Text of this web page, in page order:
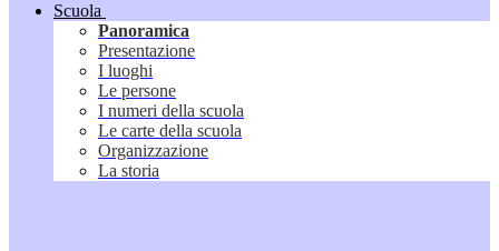
Scuola
Panoramica
Presentazione
I luoghi
Le persone
I numeri della scuola
Le carte della scuola
Organizzazione
La storia